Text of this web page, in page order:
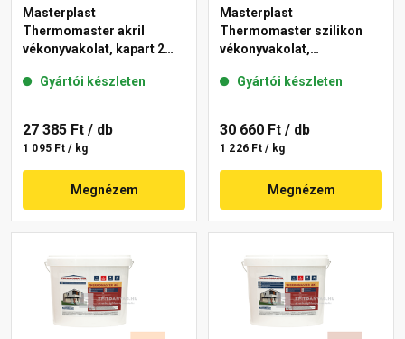
Masterplast
Thermomaster akril
vékonyvakolat, kapart 2
Gyártói készleten
27 385 Ft / db
1 095 Ft / kg
Megnézem
Masterplast
Thermomaster szilikon
vékonyvakolat,
03-E 25 kg
Gyártói készleten
30 660 Ft / db
1 226 Ft / kg
Megnézem